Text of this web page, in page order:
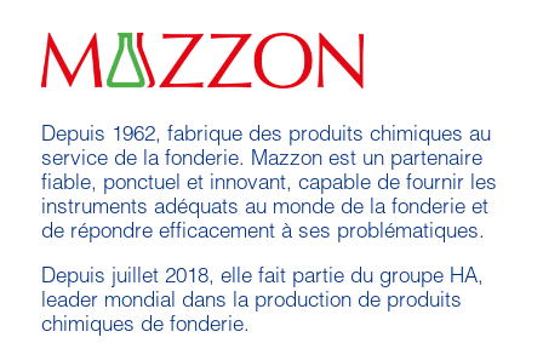
Depuis 1962, fabrique des produits chimiques au
service de la fonderie. Mazzon est un partenaire
fiable, ponctuel et innovant, capable de fournir les
instruments adéquats au monde de la fonderie et
de répondre efficacement à ses problématiques.
Depuis juillet 2018, elle fait partie du groupe HA,
leader mondial dans la production de produits
chimiques de fonderie.